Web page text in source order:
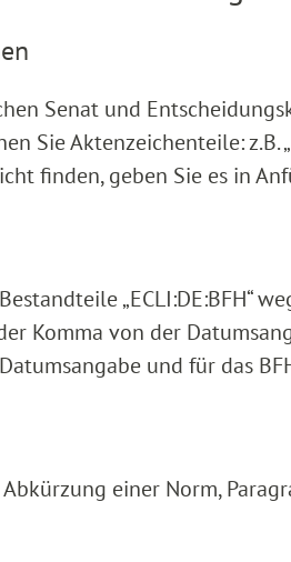
Senat und
Sie Aktenzeichenteile: z.B.
finden, geben Sie es in
„ECLI:DE:BFH“
Komma von der
und für das
einer Norm,